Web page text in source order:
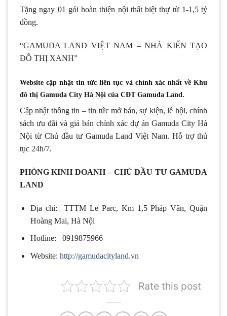
Tặng ngay 01 gói hoàn thiện nội thất biệt thự từ 1-1,5 tỷ
đồng.
“GAMUDA LAND VIỆT NAM – NHÀ KIẾN TẠO
ĐÔ THỊ XANH”
Website cập nhật tin tức liên tục và chính xác nhất về Khu
đô thị Gamuda City Hà Nội của CĐT Gamuda Land.
Cập nhật thông tin – tin tức mở bán, sự kiện, lễ hội, chính
sách ưu đãi và giá bán chính xác dự án Gamuda City Hà
Nội từ Chủ đầu tư Gamuda Land Việt Nam. Hỗ trợ thủ
tục 24h/7.
PHÒNG KINH DOANH – CHỦ ĐẦU TƯ GAMUDA
LAND
Địa chỉ: TTTM Le Parc, Km 1,5 Pháp Vân, Quận
Hoàng Mai, Hà Nội
Hotline: 0919875966
Website: http://gamudacityland.vn
Rate this post